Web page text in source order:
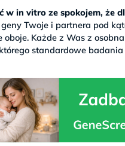
w in vitro ze spokojem, że
Twoje i partnera pod
Każde z Was z
standardowe